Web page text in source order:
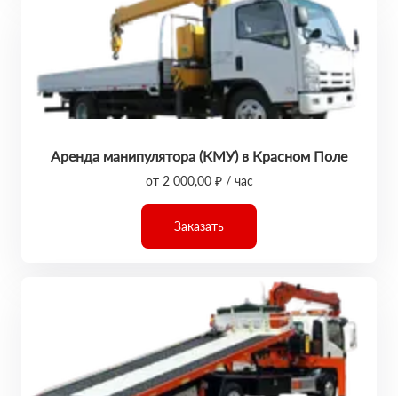
Аренда манипулятора (КМУ) в Красном Поле
от 2 000,00 ₽ / час
Заказать